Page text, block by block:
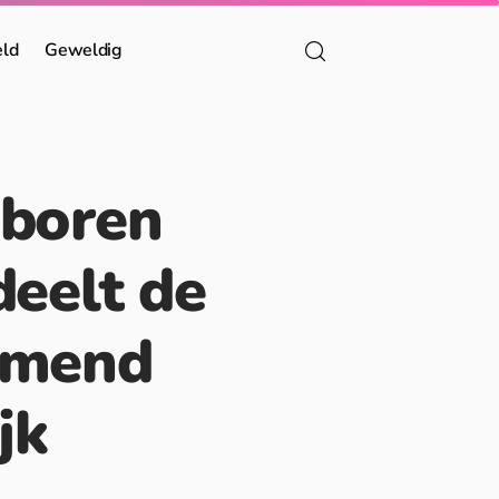
Geweldig
de